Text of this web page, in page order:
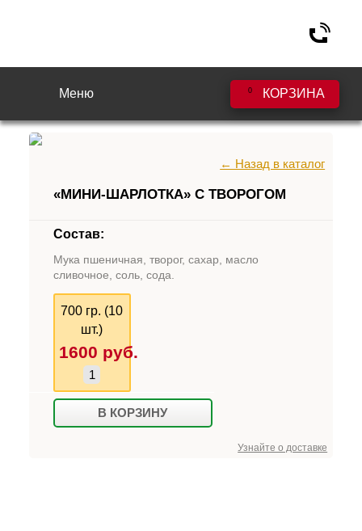
КОРЗИНА
0
Меню
← Назад в каталог
«МИНИ-ШАРЛОТКА» С ТВОРОГОМ
Состав:
Мука пшеничная, творог, сахар, масло
сливочное, соль, сода.
700 гр. (10
шт.)
1600 руб.
В КОРЗИНУ
Узнайте о доставке